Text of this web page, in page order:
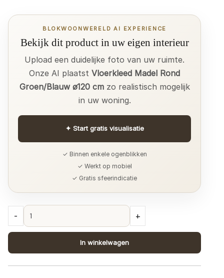
BLOKWOONWERELD AI EXPERIENCE
Bekijk dit product in uw eigen interieur
Upload een duidelijke foto van uw ruimte.
Onze AI plaatst Vloerkleed Madel Rond
Groen/Blauw ø120 cmzo realistisch mogelijk
in uw woning.
✦ Start gratis visualisatie
✓ Binnen enkele ogenblikken
✓ Werkt op mobiel
✓ Gratis sfeerindicatie
Rond
Groen/Blauw
- +
In winkelwagen